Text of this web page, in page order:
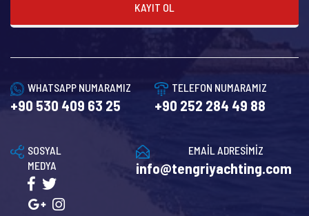
KAYIT OL
WHATSAPP NUMARAMIZ
+90 530 409 63 25
TELEFON NUMARAMIZ
+90 252 284 49 88
EMAİL ADRESİMİZ
info@tengriyachting.com
SOSYAL
MEDYA